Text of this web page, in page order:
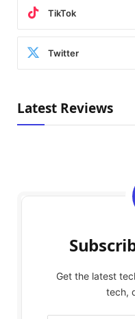
TikTok
Twitter
Latest Reviews
Get the latest
tech,